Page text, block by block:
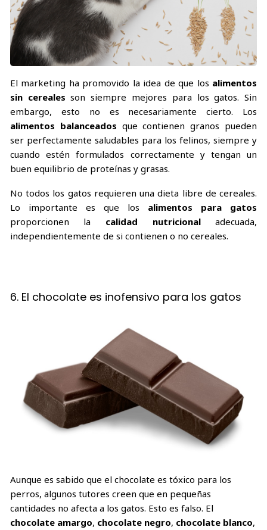
El marketing ha promovido la idea de que los alimentos
sin cereales son siempre mejores para los gatos. Sin
embargo, esto no es necesariamente cierto. Los
alimentos balanceados que contienen granos pueden
ser perfectamente saludables para los felinos, siempre y
cuando estén formulados correctamente y tengan un
buen equilibrio de proteínas y grasas.
No todos los gatos requieren una dieta libre de cereales.
Lo importante es que los alimentos para gatos
proporcionen la calidad nutricionaladecuada,
independientemente de si contienen o no cereales.
6. El chocolate es inofensivo para los gatos
Aunque es sabido que el chocolate es tóxico para los
perros, algunos tutores creen que en pequeñas
cantidades no afecta a los gatos. Esto es falso. El
chocolate amargo, chocolate negro, chocolate blanco,